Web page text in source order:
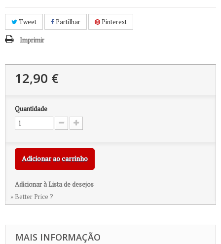
Tweet Partilhar Pinterest
Imprimir
12,90 €
Quantidade
Adicionar ao carrinho
Adicionar à Lista de desejos
» Better Price ?
MAIS INFORMAÇÃO